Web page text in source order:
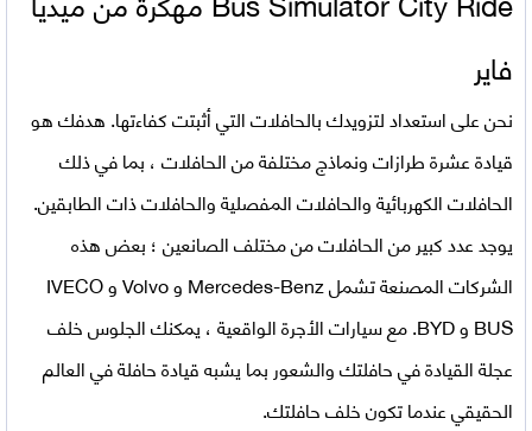
فاير
نحن على استعداد لتزويدك بالحافلات التي أثبتت كفاءتها. هدفك هو
قيادة عشرة طرازات ونماذج مختلفة من الحافلات ، بما في ذلك
الحافلات الكهربائية والحافلات المفصلية والحافلات ذات الطابقين.
يوجد عدد كبير من الحافلات من مختلف الصانعين ؛ بعض هذه
الشركات المصنعة تشمل Mercedes-Benz و Volvo و IVECO
BUS و BYD. مع سيارات الأجرة الواقعية ، يمكنك الجلوس خلف
عجلة القيادة في حافلتك والشعور بما يشبه قيادة حافلة في العالم
الحقيقي عندما تكون خلف حافلتك.